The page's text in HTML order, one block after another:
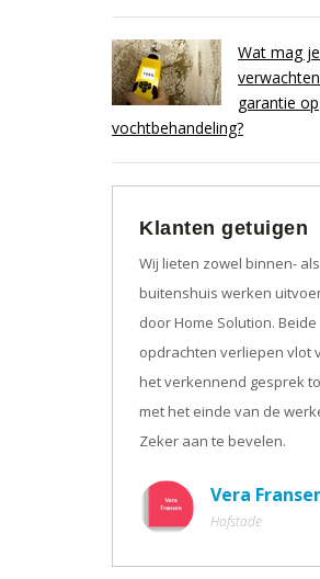
Wat mag je
garantie op
vochtbehandeling?
Klanten getuigen
Wij lieten zowel binnen- als
buitenshuis werken
door Home Solution. Beide
opdrachten verliepen vlot
het verkennend gesprek
met het einde van de
Zeker aan te bevelen.
Vera
Hofstade